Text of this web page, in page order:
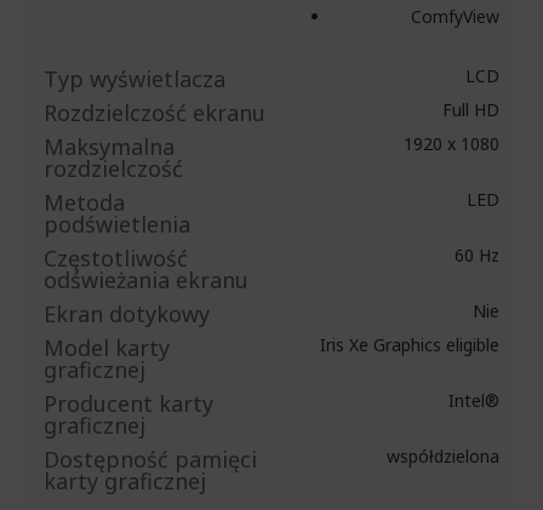
ComfyView
Typ wyświetlacza LCD
Rozdzielczość ekranu Full HD
Maksymalna
rozdzielczość
1920 x 1080
Metoda
podświetlenia
LED
Częstotliwość
odświeżania ekranu
60 Hz
Ekran dotykowy Nie
Model karty
graficznej
Iris Xe Graphics eligible
Producent karty
graficznej
Intel®
Dostępność pamięci
karty graficznej
współdzielona